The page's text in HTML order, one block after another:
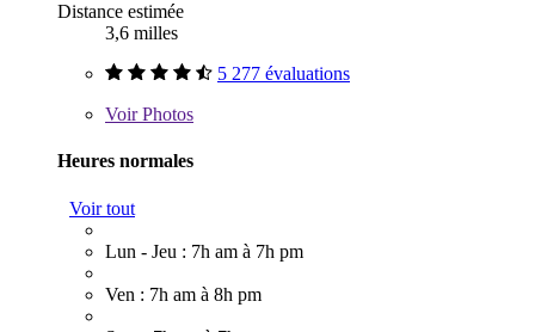
Distance estimée
3,6 milles
5 277 évaluations
VoirPhotos
Heures normales
Voir tout
Lun - Jeu : 7h am à 7h pm
Ven : 7h am à 8h pm